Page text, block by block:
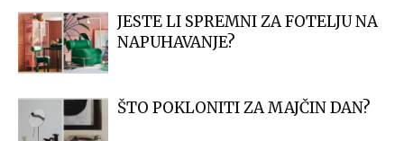
JESTE LI SPREMNI ZA FOTELJU NA
NAPUHAVANJE?
ŠTO POKLONITI ZA MAJČIN DAN?